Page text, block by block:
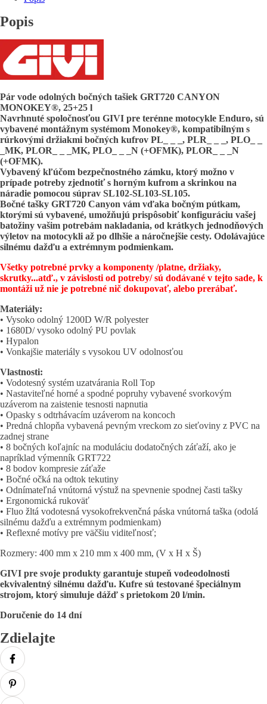
Popis
Pár vode odolných bočných tašiek GRT720 CANYON
MONOKEY®, 25+25 l
Navrhnuté spoločnosťou GIVI pre terénne motocykle Enduro, sú
vybavené montážnym systémom Monokey®, kompatibilným s
rúrkovými držiakmi bočných kufrov PL_ _ _, PLR_ _ _, PLO_ _
_MK, PLOR_ _ _MK, PLO_ _ _N (+OFMK), PLOR_ _ _N
(+OFMK).
Vybavený kľúčom bezpečnostného zámku, ktorý možno v
prípade potreby zjednotiť s horným kufrom a skrinkou na
náradie pomocou súprav SL102-SL103-SL105.
Bočné tašky GRT720 Canyon vám vďaka bočným pútkam,
ktorými sú vybavené, umožňujú prispôsobiť konfiguráciu vašej
batožiny vašim potrebám nakladania, od krátkych jednodňových
výletov na motocykli až po dlhšie a náročnejšie cesty. Odolávajúce
silnému dažďu a extrémnym podmienkam.
Všetky potrebné prvky a komponenty /platne, držiaky,
skrutky...atď., v závislosti od potreby/ sú dodávané v tejto sade, k
montáži už nie je potrebné nič dokupovať, alebo prerábať.
Materiály:
• Vysoko odolný 1200D W/R polyester
• 1680D/ vysoko odolný PU povlak
• Hypalon
• Vonkajšie materiály s vysokou UV odolnosťou
Vlastnosti:
• Vodotesný systém uzatvárania Roll Top
• Nastaviteľné horné a spodné popruhy vybavené svorkovým
uzáverom na zaistenie tesnosti napnutia
• Opasky s odtrhávacím uzáverom na koncoch
• Predná chlopňa vybavená pevným vreckom zo sieťoviny z PVC na
zadnej strane
• 8 bočných koľajníc na moduláciu dodatočných záťaží, ako je
napríklad výmenník GRT722
• 8 bodov kompresie záťaže
• Bočné očká na odtok tekutiny
• Odnímateľná vnútorná výstuž na spevnenie spodnej časti tašky
• Ergonomická rukoväť
• Fluo žltá vodotesná vysokofrekvenčná páska vnútorná taška (odolá
silnému dažďu a extrémnym podmienkam)
• Reflexné motívy pre väčšiu viditeľnosť;
Rozmery: 400 mm x 210 mm x 400 mm, (V x H x Š)
GIVI pre svoje produkty garantuje stupeň vodeodolnosti
ekvivalentný silnému dažďu. Kufre sú testované špeciálnym
strojom, ktorý simuluje dážď s prietokom 20 l/min.
Doručenie do 14 dní
Zdielajte